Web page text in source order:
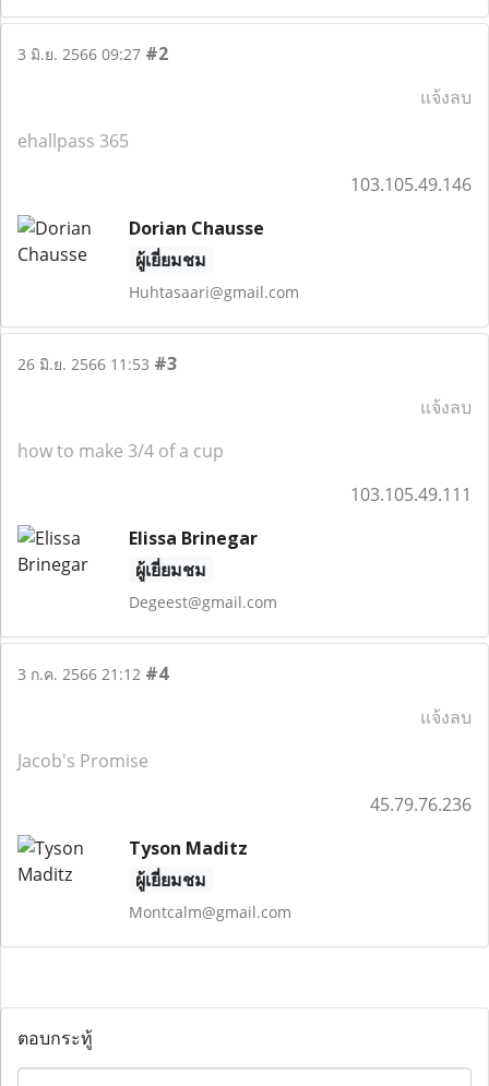
3 มิ.ย. 2566 09:27 #2
แจ้งลบ
ehallpass 365
103.105.49.146
Dorian Chausse
ผู้เยี่ยมชม
Huhtasaari@gmail.com
26 มิ.ย. 2566 11:53 #3
แจ้งลบ
how to make 3/4 of a cup
103.105.49.111
Elissa Brinegar
ผู้เยี่ยมชม
Degeest@gmail.com
3 ก.ค. 2566 21:12 #4
แจ้งลบ
Jacob's Promise
45.79.76.236
Tyson Maditz
ผู้เยี่ยมชม
Montcalm@gmail.com
ตอบกระทู้